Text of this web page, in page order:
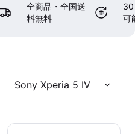
全商品・全国送
料無料
30
可
Sony Xperia 5 IV